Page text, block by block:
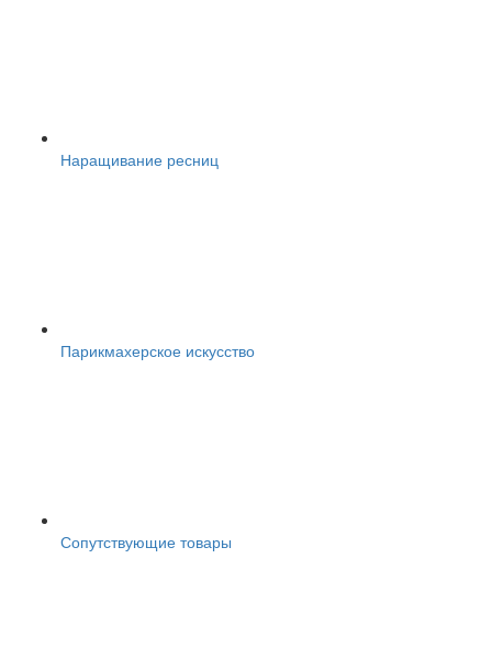
Наращивание ресниц
Парикмахерское искусство
Сопутствующие товары